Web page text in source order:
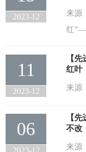
2023-12
来源
红
11
2023-12
【
红叶
来源
06
【
不改
来源